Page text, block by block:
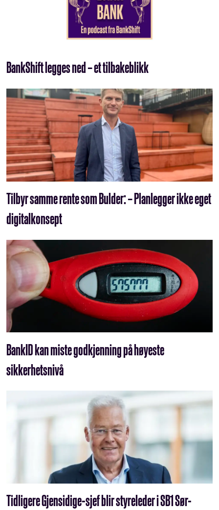
BankShift legges ned – et tilbakeblikk
Tilbyr samme rente som Bulder: – Planlegger ikke eget
digitalkonsept
BankID kan miste godkjenning på høyeste
sikkerhetsnivå
Tidligere Gjensidige-sjef blir styreleder i SB1 Sør-